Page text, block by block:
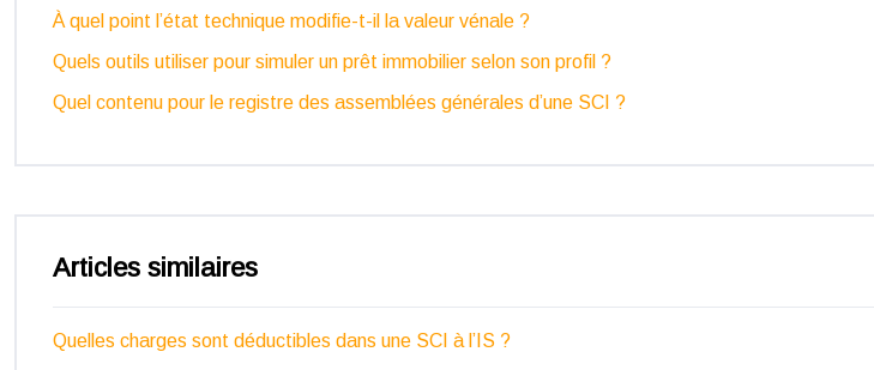
À quel point l’état technique modifie-t-il la valeur vénale ?
Quels outils utiliser pour simuler un prêt immobilier selon son profil ?
Quel contenu pour le registre des assemblées générales d’une SCI ?
Articles similaires
Quelles charges sont déductibles dans une SCI à l’IS ?